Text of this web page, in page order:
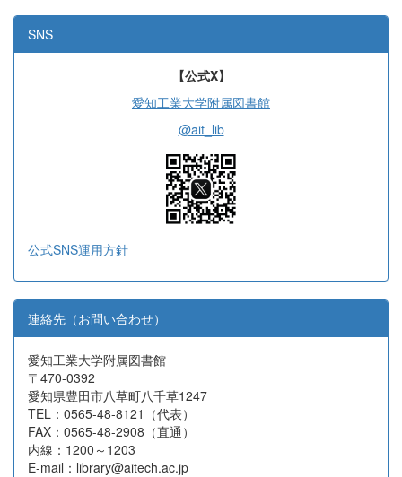
SNS
【公式X】
愛知工業大学附属図書館
@ait_lib
公式SNS運用方針
連絡先（お問い合わせ）
愛知工業大学附属図書館
〒470-0392
愛知県豊田市八草町八千草1247
TEL：0565-48-8121（代表）
FAX：0565-48-2908（直通）
内線：1200～1203
E-mail：library@aitech.ac.jp